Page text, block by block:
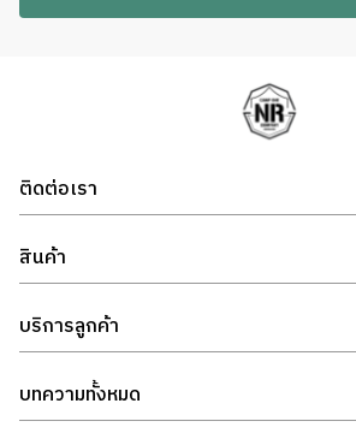
ติดต่อเรา
สินค้า
บริการลูกค้า
บทความทั้งหมด